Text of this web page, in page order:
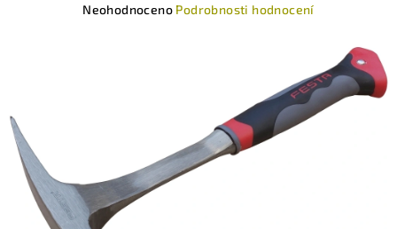
5
hvězdiček.
Neohodnoceno Podrobnosti hodnocení